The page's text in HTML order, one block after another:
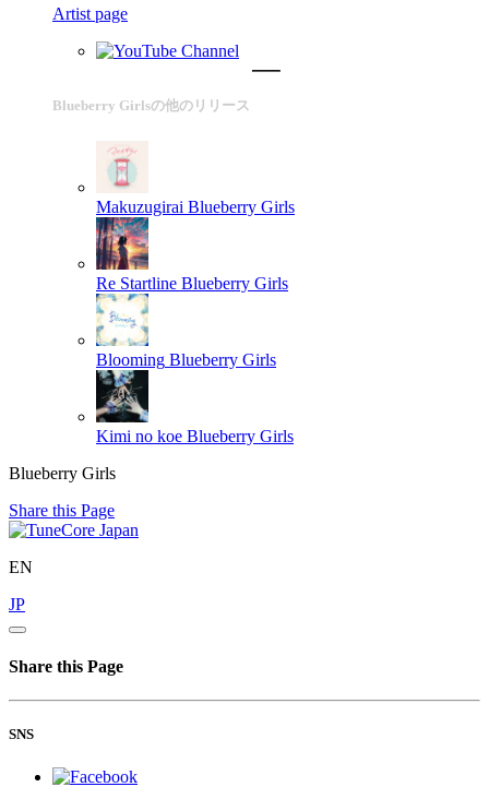
Artist page
Blueberry Girlsの他のリリース
Makuzugirai Blueberry Girls
Re Startline Blueberry Girls
Blooming Blueberry Girls
Kimi no koe Blueberry Girls
Blueberry Girls
Share this Page
EN
JP
Share this Page
SNS